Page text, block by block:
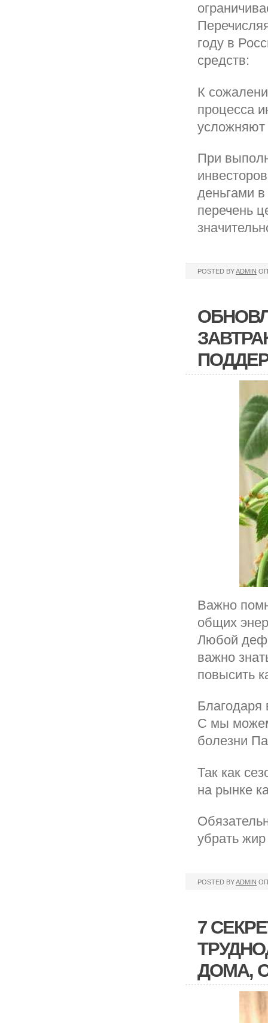
году в
средств:
К
процесса
усложняют
При
деньгами
перечень
POSTED BYADMIN
Важно
общих
Любой
важно
повысить
Благодаря
С мы можем
болезни
Так как
на рынке
убрать
POSTED BYADMIN
7
ДОМА,